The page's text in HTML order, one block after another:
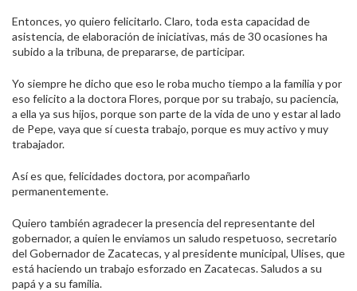
Entonces, yo quiero felicitarlo. Claro, toda esta capacidad de
asistencia, de elaboración de iniciativas, más de 30 ocasiones ha
subido a la tribuna, de prepararse, de participar.
Yo siempre he dicho que eso le roba mucho tiempo a la familia y por
eso felicito a la doctora Flores, porque por su trabajo, su paciencia,
a ella ya sus hijos, porque son parte de la vida de uno y estar al lado
de Pepe, vaya que sí cuesta trabajo, porque es muy activo y muy
trabajador.
Así es que, felicidades doctora, por acompañarlo
permanentemente.
Quiero también agradecer la presencia del representante del
gobernador, a quien le enviamos un saludo respetuoso, secretario
del Gobernador de Zacatecas, y al presidente municipal, Ulises, que
está haciendo un trabajo esforzado en Zacatecas. Saludos a su
papá y a su familia.